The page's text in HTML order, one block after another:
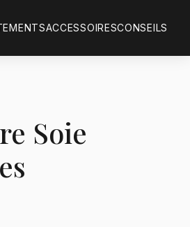
ACCESSOIRESCONSEILS
Soie